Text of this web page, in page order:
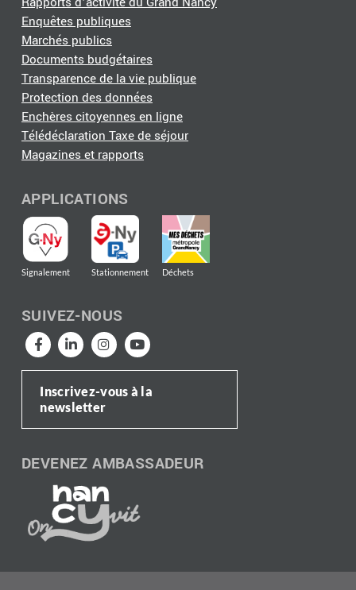
Enquêtes publiques
Marchés publics
Documents budgétaires
Transparence de la vie publique
Protection des données
Enchères citoyennes en ligne
Télédéclaration Taxe de séjour
Magazines et rapports
APPLICATIONS
Signalement Stationnement Déchets
SUIVEZ-NOUS
Inscrivez-vous à la
newsletter
DEVENEZ AMBASSADEUR